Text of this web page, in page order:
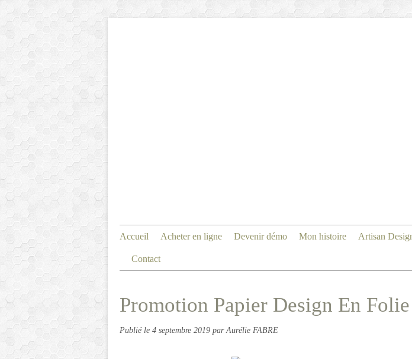
Accueil Acheter en ligne Devenir démo Mon histoire Artisan
Contact
Promotion Papier Design En
Publié le 4 septembre 2019 par Aurélie FABRE